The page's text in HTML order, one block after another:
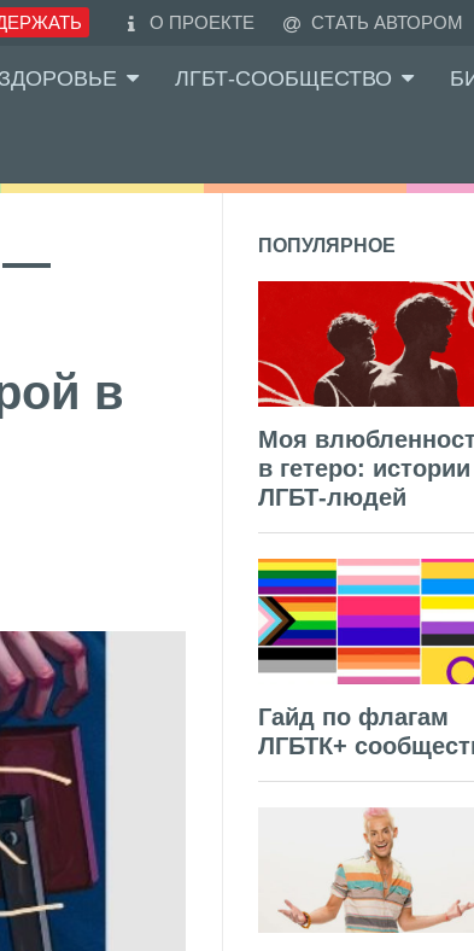
О ПРОЕКТЕ СТАТЬ АВТОРОМ
ЛГБТ-СООБЩЕСТВО
—
в
ПОПУЛЯРНОЕ
Моя
в гетеро: истории
ЛГБТ-людей
Гайд по флагам
ЛГБТК+